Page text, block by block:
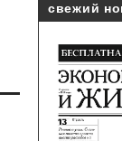
свежий